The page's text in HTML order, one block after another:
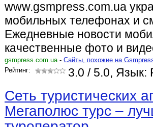
www.gsmpress.com.ua
мобильных телефонах и
Ежедневные новости
качественные фото и
gsmpress.com.ua- Cайты, похожие на
Рейтинг:
3.0 / 5.0, Язык:
Сеть туристических
Мегаполюс турс –